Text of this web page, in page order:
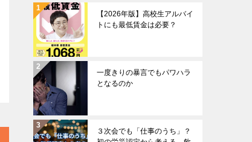
【2026年版】高校生アルバイ
トにも最低賃金は必要？
一度きりの暴言でもパワハラ
となるのか
３次会でも「仕事のうち」？